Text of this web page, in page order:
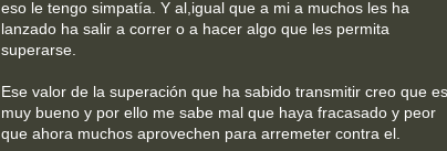
eso le tengo simpatía. Y al,igual que a mi a muchos les ha
lanzado ha salir a correr o a hacer algo que les permita
superarse.
Ese valor de la superación que ha sabido transmitir creo que es
muy bueno y por ello me sabe mal que haya fracasado y peor
que ahora muchos aprovechen para arremeter contra el.